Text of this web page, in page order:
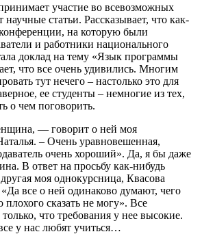
участие во всевозможных
статьи. Рассказывает, что как-
конференции, на которую были
и работники национального
доклад на тему «Язык программы
что все очень удивились. Многим
тут нечего – настолько это для
ее студенты – немногие из тех,
о чем поговорить.
— говорит о ней моя
– Очень уравновешенная,
очень хороший». Да, я бы даже
В ответ на просьбу как-нибудь
другая моя однокурсница, Квасова
«Да все о ней одинаково думают, чего
плохого сказать не могу». Все
что требования у нее высокие.
у нас любят учиться…